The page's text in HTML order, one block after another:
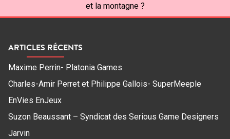
et la montagne ?
ARTICLES RÉCENTS
Maxime Perrin- Platonia Games
Charles-Amir Perret et Philippe Gallois- SuperMeeple
EnVies EnJeux
Suzon Beaussant – Syndicat des Serious Game Designers
Jarvin